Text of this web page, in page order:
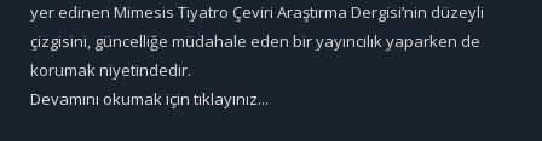
yer edinen Mimesis Tiyatro Çeviri Araştırma Dergisi’nin düzeyli
çizgisini, güncelliğe müdahale eden bir yayıncılık yaparken de
korumak niyetindedir.
Devamını okumak için tıklayınız...